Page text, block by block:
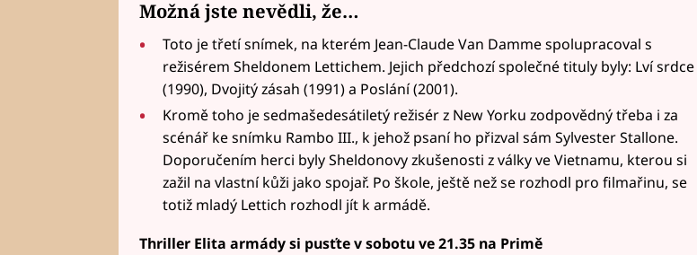
Možná jste nevědli, že…
Toto je třetí snímek, na kterém Jean-Claude Van Damme spolupracoval s
režisérem Sheldonem Lettichem. Jejich předchozí společné tituly byly: Lví srdce
(1990), Dvojitý zásah (1991) a Poslání (2001).
Kromě toho je sedmašedesátiletý režisér z New Yorku zodpovědný třeba i za
scénář ke snímku Rambo III., k jehož psaní ho přizval sám Sylvester Stallone.
Doporučením herci byly Sheldonovy zkušenosti z války ve Vietnamu, kterou si
zažil na vlastní kůži jako spojař. Po škole, ještě než se rozhodl pro filmařinu, se
totiž mladý Lettich rozhodl jít k armádě.
Thriller Elita armády si pusťte v sobotu ve 21.35 na Primě